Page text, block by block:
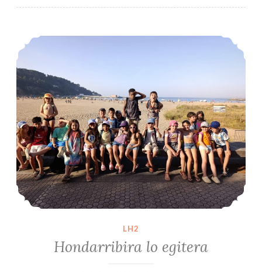
Hondarribira lo egitera
LH2
Hondarribira lo egitera